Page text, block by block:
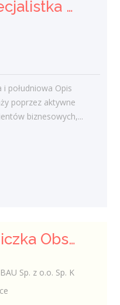
Specjalista / Specjalistka ds. sprzedaży rozwiązań technicznych
południowa Opis
poprzez aktywne
biznesowych,...
Technik / Techniczka Obsługi Budynku
Sp. z o.o. Sp. K